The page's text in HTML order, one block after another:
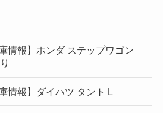
情報】ホンダ ステップワゴン
情報】ダイハツ タント L